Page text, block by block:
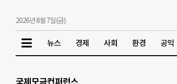
2026년 8월 7일(금)
뉴스 경제 사회 환경 공익